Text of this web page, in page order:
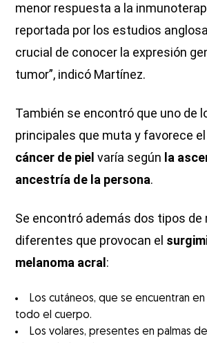
menor respuesta a la
reportada por los estudios
crucial de conocer la expresión
tumor”, indicó Martínez.
También se encontró que uno de
principales que muta y favorece el
cáncer de piel varía según la
ancestría de la persona.
Se encontró además dos tipos
diferentes que provocan el
melanoma acral :
Los cutáneos, que se encuentran
todo el cuerpo.
Los volares, presentes en palmas